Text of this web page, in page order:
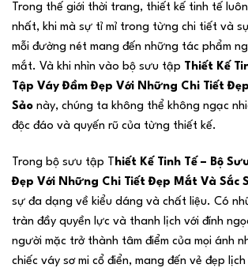
Trong thế giới thời trang, thiết kế tinh tế
nhất, khi mà sự tỉ mỉ trong từng chi tiết và
mỗi đường nét mang đến những tác phẩm
mắt. Và khi nhìn vào bộ sưu tập
Thiết Kế
Tập Váy Đầm Đẹp Với Những Chi Tiết
Sảo này, chúng ta không thể không ngạc
độc đáo và quyến rũ của từng thiết kế.
Trong bộ sưu tập T
hiết Kế Tinh Tế – Bộ
Đẹp Với Những Chi Tiết Đẹp Mắt Và Sắc
sự đa dạng về kiểu dáng và chất liệu. Có
tràn đầy quyền lực và thanh lịch với đính
người mặc trở thành tâm điểm của mọi ánh
chiếc váy sơ mi cổ điển, mang đến vẻ đẹp